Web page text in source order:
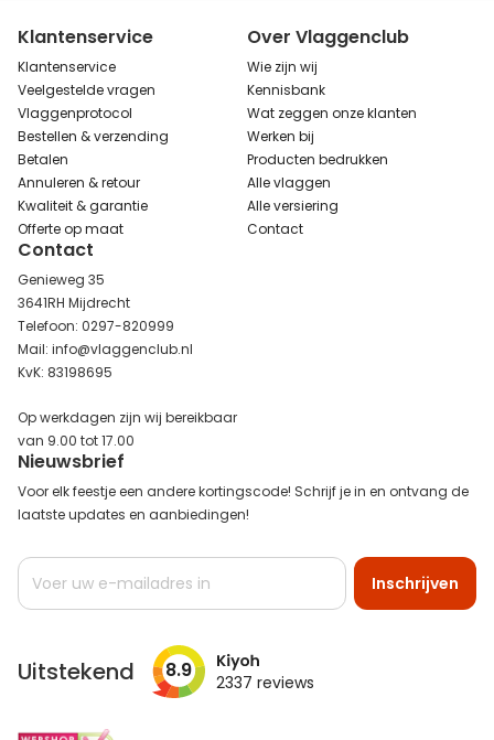
Klantenservice
Klantenservice
Veelgestelde vragen
Vlaggenprotocol
Bestellen & verzending
Betalen
Annuleren & retour
Kwaliteit & garantie
Offerte op maat
Over Vlaggenclub
Wie zijn wij
Kennisbank
Wat zeggen onze klanten
Werken bij
Producten bedrukken
Alle vlaggen
Alle versiering
Contact
Contact
Genieweg 35
3641RH Mijdrecht
Telefoon: 0297-820999
Mail: info@vlaggenclub.nl
KvK: 83198695
Op werkdagen zijn wij bereikbaar
van 9.00 tot 17.00
Nieuwsbrief
Voor elk feestje een andere kortingscode! Schrijf je in en ontvang de
laatste updates en aanbiedingen!
Abonneer
op
Inschrijven
Uitstekend 8.9 2337 reviews